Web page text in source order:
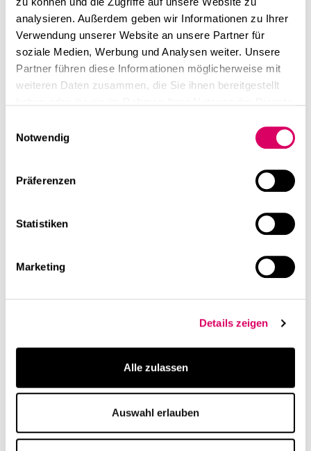
analysieren. Außerdem geben wir Informationen zu Ihrer
Verwendung unserer Website an unsere Partner für
soziale Medien, Werbung und Analysen weiter. Unsere
Partner führen diese Informationen möglicherweise mit
weiteren Daten zusammen, die Sie ihnen bereitgestellt
Notwendig
Präferenzen
Statistiken
Marketing
Details zeigen
Alle zulassen
Auswahl erlauben